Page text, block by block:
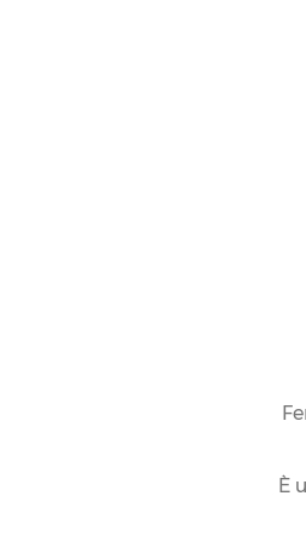
È